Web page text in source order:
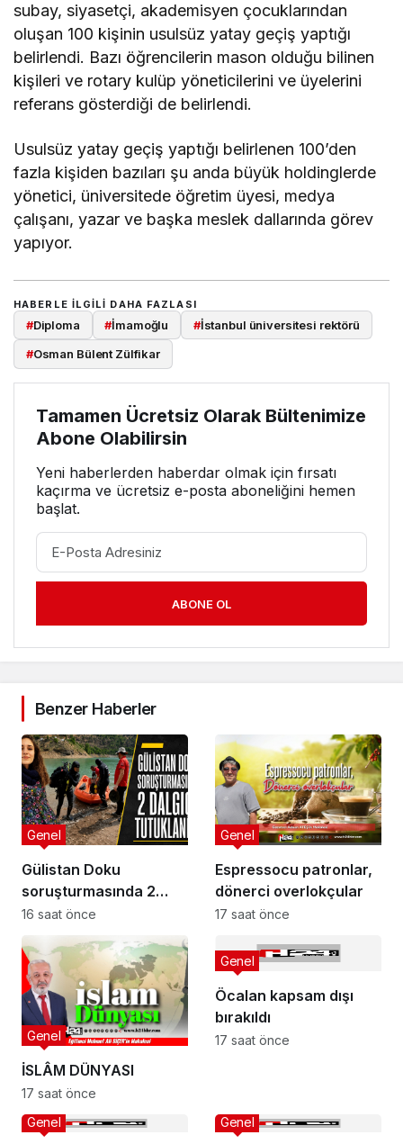
subay, siyasetçi, akademisyen çocuklarından
oluşan 100 kişinin usulsüz yatay geçiş yaptığı
belirlendi. Bazı öğrencilerin mason olduğu bilinen
kişileri ve rotary kulüp yöneticilerini ve üyelerini
referans gösterdiği de belirlendi.
Usulsüz yatay geçiş yaptığı belirlenen 100’den
fazla kişiden bazıları şu anda büyük holdinglerde
yönetici, üniversitede öğretim üyesi, medya
çalışanı, yazar ve başka meslek dallarında görev
yapıyor.
HABERLE ILGILI DAHA FAZLASI
#Diploma #İmamoğlu #İstanbul üniversitesi rektörü
#Osman Bülent Zülfikar
Tamamen Ücretsiz Olarak Bültenimize
Abone Olabilirsin
Yeni haberlerden haberdar olmak için fırsatı
kaçırma ve ücretsiz e-posta aboneliğini hemen
başlat.
ABONE OL
Benzer Haberler
Gülistan Doku
soruşturmasında 2
dalgıç tutuklandı
Genel
16 saat önce
Espressocu patronlar,
dönerci overlokçular
Genel
17 saat önce
İSLÂM DÜNYASI
Genel
17 saat önce
Öcalan kapsam dışı
bırakıldı
Genel
17 saat önce
Genel Genel